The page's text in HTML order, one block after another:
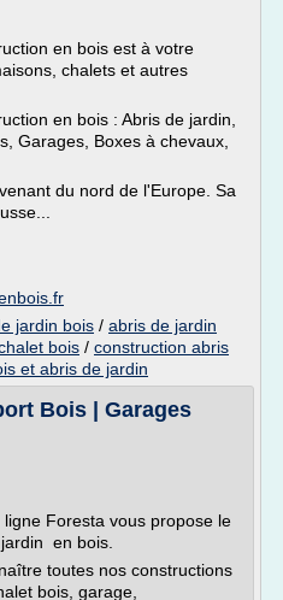
en bois est à votre
chalets et autres
en bois : Abris de jardin,
Garages, Boxes à chevaux,
du nord de l'Europe. Sa
jardin bois / abris de jardin
bois / construction abris
et abris de jardin
Bois | Garages
Foresta vous propose le
en bois.
toutes nos constructions
bois, garage,